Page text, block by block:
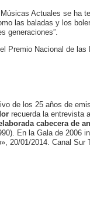
Actuales se ha
las baladas y los
generaciones”.
Premio Nacional de las
de los 25 años de
recuerda la entrevista
cabecera de
En la Gala de 2006
20/01/2014. Canal Sur